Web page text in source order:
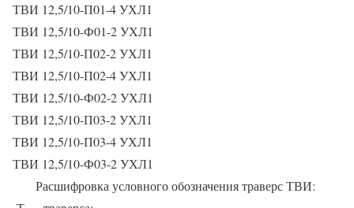
ТВИ 12,5/10-П01-4 УХЛ1
ТВИ 12,5/10-Ф01-2 УХЛ1
ТВИ 12,5/10-П02-2 УХЛ1
ТВИ 12,5/10-П02-4 УХЛ1
ТВИ 12,5/10-Ф02-2 УХЛ1
ТВИ 12,5/10-П03-2 УХЛ1
ТВИ 12,5/10-П03-4 УХЛ1
ТВИ 12,5/10-Ф03-2 УХЛ1
Расшифровка условного обозначения траверс ТВИ: